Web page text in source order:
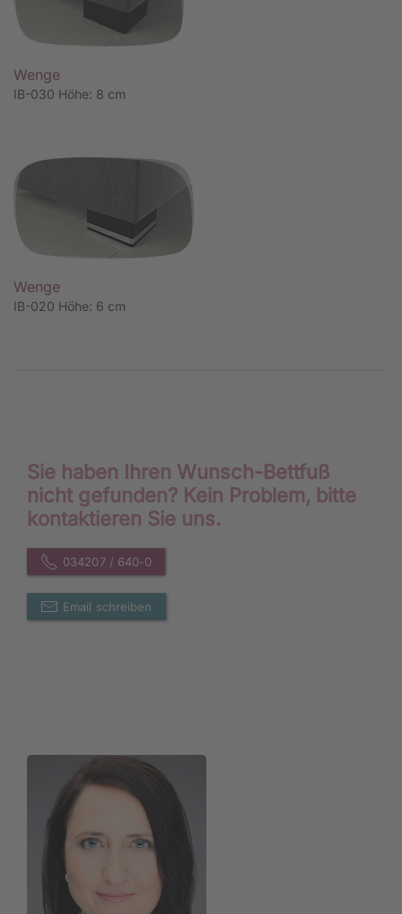
Wenge
IB-030 Höhe: 8 cm
Wenge
IB-020 Höhe: 6 cm
Sie haben Ihren Wunsch-Bettfuß
nicht gefunden? Kein Problem, bitte
kontaktieren Sie uns.
034207 / 640-0
Email schreiben